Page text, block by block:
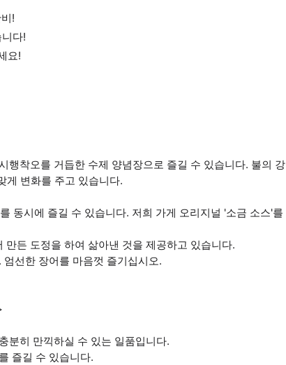
!
다!
요!
행착오를 거듭한 수제 양념장으로 즐길 수 있습니다. 불의 강
게 변화를 주고 있습니다.
동시에 즐길 수 있습니다. 저희 가게 오리지널 '소금 소스'를
든 도정을 하여 삶아낸 것을 제공하고 있습니다.
선한 장어를 마음껏 즐기십시오.
분히 만끽하실 수 있는 일품입니다.
즐길 수 있습니다.